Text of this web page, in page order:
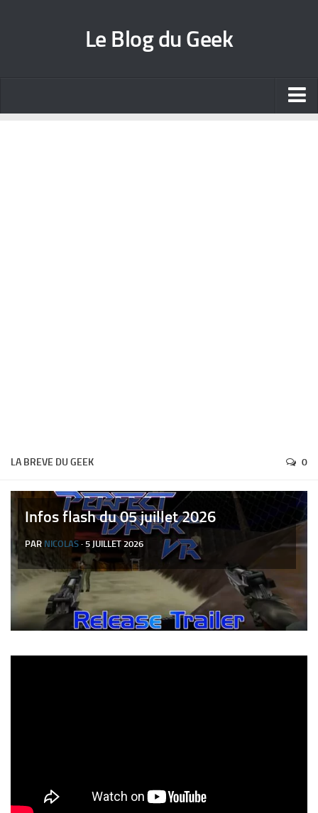
Le Blog du Geek
LA BREVE DU GEEK 0
Infos flash du 05 juillet 2026
PAR NICOLAS · 5 JUILLET 2026